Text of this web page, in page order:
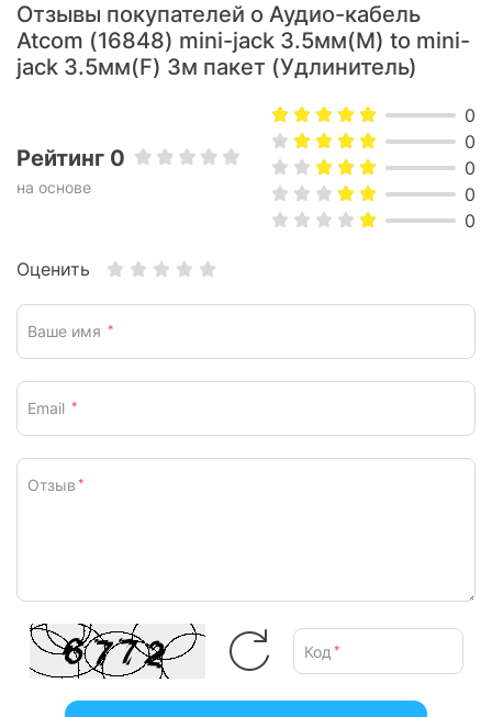
Отзывы покупателей о Аудио-кабель
Atcom (16848) mini-jack 3.5мм(M) to mini-
jack 3.5мм(F) 3м пакет (Удлинитель)
Рейтинг 0
на основе
0
0
0
0
0
Оценить
Ваше имя *
Email *
Отзыв *
Код *